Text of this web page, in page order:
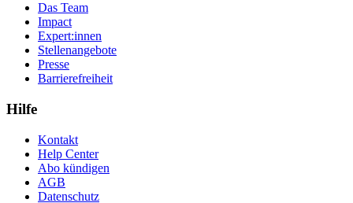
Das Team
Impact
Expert:innen
Stellenangebote
Presse
Barrierefreiheit
Hilfe
Kontakt
Help Center
Abo kündigen
AGB
Datenschutz